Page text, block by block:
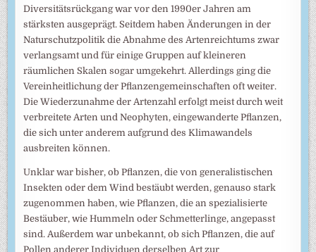
Diversitätsrückgang war vor den 1990er Jahren am
stärksten ausgeprägt. Seitdem haben Änderungen in der
Naturschutzpolitik die Abnahme des Artenreichtums zwar
verlangsamt und für einige Gruppen auf kleineren
räumlichen Skalen sogar umgekehrt. Allerdings ging die
Vereinheitlichung der Pflanzengemeinschaften oft weiter.
Die Wiederzunahme der Artenzahl erfolgt meist durch weit
verbreitete Arten und Neophyten, eingewanderte Pflanzen,
die sich unter anderem aufgrund des Klimawandels
ausbreiten können.
Unklar war bisher, ob Pflanzen, die von generalistischen
Insekten oder dem Wind bestäubt werden, genauso stark
zugenommen haben, wie Pflanzen, die an spezialisierte
Bestäuber, wie Hummeln oder Schmetterlinge, angepasst
sind. Außerdem war unbekannt, ob sich Pflanzen, die auf
Pollen anderer Individuen derselben Art zur